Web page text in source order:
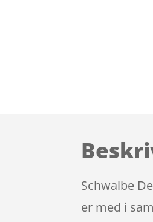
Schwalbe
er med i